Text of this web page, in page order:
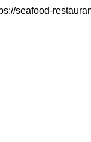
seafood-